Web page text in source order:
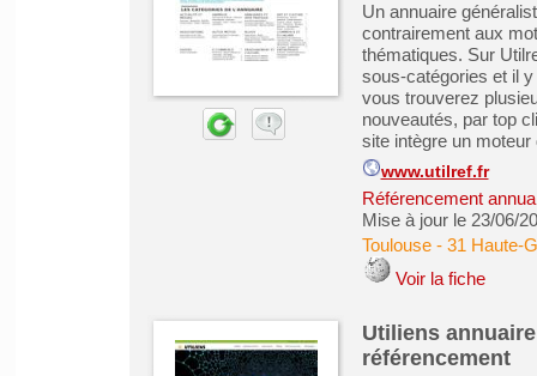
Un annuaire
contrairement aux
thématiques. Sur
sous-catégories et il
vous trouverez
nouveautés, par top
site intègre un
www.utilref.fr
Référencement
Mise à jour le 23/06/
Toulouse- 31 Haute-
Voir la fiche
Utiliens
référencement